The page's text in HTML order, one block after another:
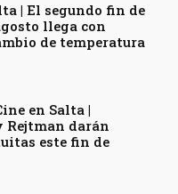
| El segundo fin de
llega con
de temperatura
en Salta |
Rejtman darán
este fin de